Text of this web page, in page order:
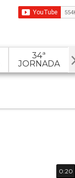
34ª
JORNADA
0:20